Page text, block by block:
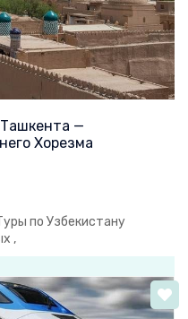
—
Хорезма
по Узбекистану
,